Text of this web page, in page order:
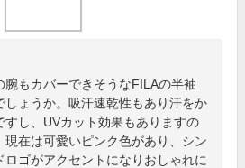
腕もカバーできそうなFILAの半袖
しょうか。吸汗速乾性もあり汗をか
すし、UVカット効果もありますの
現在は可愛いピンク色があり、シン
ロゴがアクセントになりおしゃれに